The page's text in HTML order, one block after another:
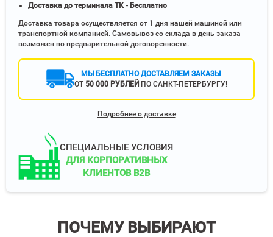
Доставка до терминала ТК - Бесплатно
Доставка товара осуществляется от 1 дня нашей машиной или
транспортной компанией. Самовывоз со склада в день заказа
возможен по предварительной договоренности.
МЫ БЕСПЛАТНО ДОСТАВЛЯЕМ ЗАКАЗЫ
ОТ 50 000 РУБЛЕЙ ПО САНКТ-ПЕТЕРБУРГУ!
Подробнее о доставке
СПЕЦИАЛЬНЫЕ УСЛОВИЯ
ДЛЯ КОРПОРАТИВНЫХ
КЛИЕНТОВ B2B
ПОЧЕМУ ВЫБИРАЮТ